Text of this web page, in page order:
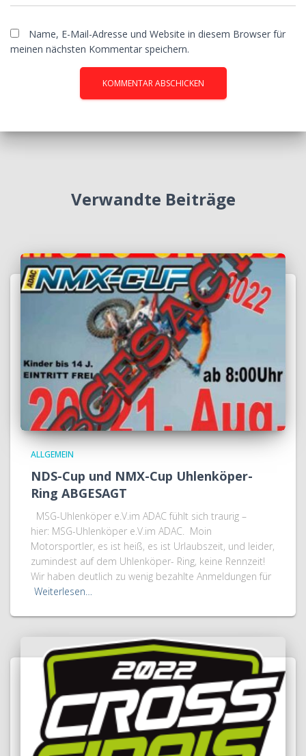
Name, E-Mail-Adresse und Website in diesem Browser für
meinen nächsten Kommentar speichern.
Verwandte Beiträge
ALLGEMEIN
NDS-Cup und NMX-Cup Uhlenköper-
Ring ABGESAGT
MSG-Uhlenköper e.V.im ADAC fühlt sich traurig –
hier: MSG-Uhlenköper e.V.im ADAC. Moin
Motorsportler, es ist heiß, es ist Urlaubszeit, und leider,
zumindest auf dem Uhlenköper- Ring, keine Rennzeit!
Wir haben deutlich zu wenig bezahlte Anmeldungen für
Weiterlesen…